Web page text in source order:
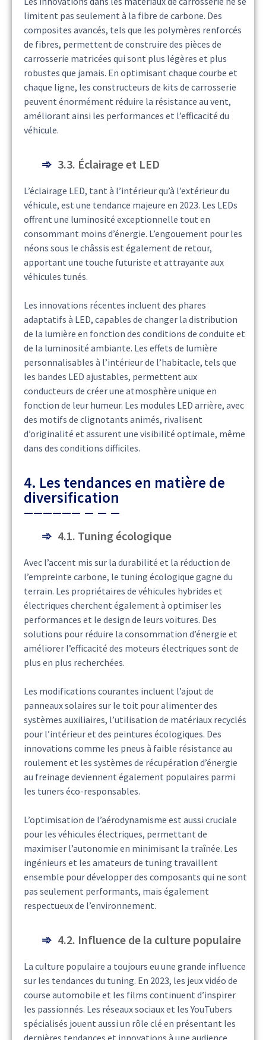
limitent pas seulement à la fibre de carbone. Des
composites avancés, tels que les polymères renforcés
de fibres, permettent de construire des pièces de
carrosserie matricées qui sont plus légères et plus
robustes que jamais. En optimisant chaque courbe et
chaque ligne, les constructeurs de kits de carrosserie
peuvent énormément réduire la résistance au vent,
améliorant ainsi les performances et l’efficacité du
véhicule.
3.3. Éclairage et LED
L’éclairage LED, tant à l’intérieur qu’à l’extérieur du
véhicule, est une tendance majeure en 2023. Les LEDs
offrent une luminosité exceptionnelle tout en
consommant moins d’énergie. L’engouement pour les
néons sous le châssis est également de retour,
apportant une touche futuriste et attrayante aux
véhicules tunés.
Les innovations récentes incluent des phares
adaptatifs à LED, capables de changer la distribution
de la lumière en fonction des conditions de conduite et
de la luminosité ambiante. Les effets de lumière
personnalisables à l’intérieur de l’habitacle, tels que
les bandes LED ajustables, permettent aux
conducteurs de créer une atmosphère unique en
fonction de leur humeur. Les modules LED arrière, avec
des motifs de clignotants animés, rivalisent
d’originalité et assurent une visibilité optimale, même
dans des conditions difficiles.
4. Les tendances en matière de
diversification
4.1. Tuning écologique
Avec l’accent mis sur la durabilité et la réduction de
l’empreinte carbone, le tuning écologique gagne du
terrain. Les propriétaires de véhicules hybrides et
électriques cherchent également à optimiser les
performances et le design de leurs voitures. Des
solutions pour réduire la consommation d’énergie et
améliorer l’efficacité des moteurs électriques sont de
plus en plus recherchées.
Les modifications courantes incluent l’ajout de
panneaux solaires sur le toit pour alimenter des
systèmes auxiliaires, l’utilisation de matériaux recyclés
pour l’intérieur et des peintures écologiques. Des
innovations comme les pneus à faible résistance au
roulement et les systèmes de récupération d’énergie
au freinage deviennent également populaires parmi
les tuners éco-responsables.
L’optimisation de l’aérodynamisme est aussi cruciale
pour les véhicules électriques, permettant de
maximiser l’autonomie en minimisant la traînée. Les
ingénieurs et les amateurs de tuning travaillent
ensemble pour développer des composants qui ne sont
pas seulement performants, mais également
respectueux de l’environnement.
4.2. Influence de la culture populaire
La culture populaire a toujours eu une grande influence
sur les tendances du tuning. En 2023, les jeux vidéo de
course automobile et les films continuent d’inspirer
les passionnés. Les réseaux sociaux et les YouTubers
spécialisés jouent aussi un rôle clé en présentant les
dernières tendances et innovations à une audience